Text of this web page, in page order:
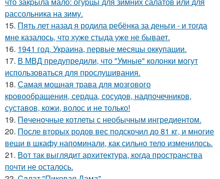
pассольника на зиму.
15. Пять лет назад я родила ребёнка за деньги - и тогда
мне казалось, что хуже стыда уже не бывает.
16. 1941 год. Украина, первые месяцы оккупации.
17. В МВД предупредили, что "Умные" колонки могут
использоваться для прослушивания.
18. Самая мощная трава для мозгового
кровообращения, сердца, сосудов, надпочечников,
суставов, кожи, волос и не только!
19. Пeченочные котлеты с необычным ингредиентом.
20. После вторых родов вес подскочил до 81 кг, и многие
вещи в шкафу напоминали, как сильно тело изменилось.
21. Вот так выглядит архитектура, когда пространства
почти не осталось.